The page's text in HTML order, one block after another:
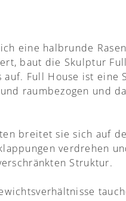
eine halbrunde
baut die Skulptur
auf. Full House ist eine
raumbezogen und
breitet sie sich auf
verdrehen
Struktur.